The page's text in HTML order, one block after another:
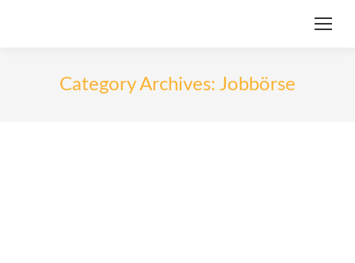
Category Archives: Jobbörse